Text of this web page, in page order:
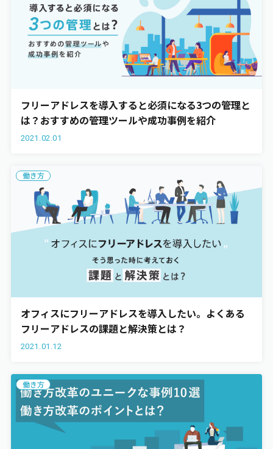
フリーアドレスを導入すると必須になる3つの管理と
は？おすすめの管理ツールや成功事例を紹介
2021.02.01
働き方
オフィスにフリーアドレスを導入したい。よくある
フリーアドレスの課題と解決策とは？
2021.01.12
働き方